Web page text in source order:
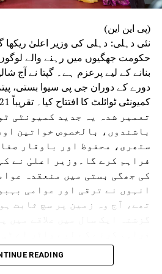
(پی این این)
نئی دہلی: دہلی کی وزیر اعلیٰ ریکھا
حکومت جھگیوں میں رہنے والے لوگوں
بنانے کے لیے پرعزم ہے۔ گپتا نے آج
دورے کے دوران جی پی سیوا بستی،
تعمیر شدہ یہ جدید کمیونٹی
باشندوں، بالخصوص خواتین
ستھری، محفوظ اور باوقار
فراہم کرے گا۔وزیر اعلیٰ نے
کی جھگی بستی میں منعقدہ
انہوں نے ترقی اور عوامی
تھے، آج وہ زمین پر سچ ثابت
سستا اور تغذیہ بخش کھانا
کینٹین، پانی کی نئی پائپ
READING